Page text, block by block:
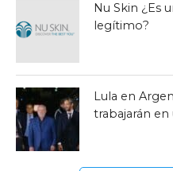
Nu Skin ¿Es
legítimo?
Lula en
trabajarán